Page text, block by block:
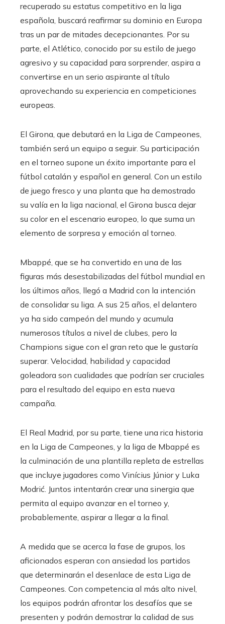
recuperado su estatus competitivo en la liga
española, buscará reafirmar su dominio en Europa
tras un par de mitades decepcionantes. Por su
parte, el Atlético, conocido por su estilo de juego
agresivo y su capacidad para sorprender, aspira a
convertirse en un serio aspirante al título
aprovechando su experiencia en competiciones
europeas.
El Girona, que debutará en la Liga de Campeones,
también será un equipo a seguir. Su participación
en el torneo supone un éxito importante para el
fútbol catalán y español en general. Con un estilo
de juego fresco y una planta que ha demostrado
su valía en la liga nacional, el Girona busca dejar
su color en el escenario europeo, lo que suma un
elemento de sorpresa y emoción al torneo.
Mbappé, que se ha convertido en una de las
figuras más desestabilizadas del fútbol mundial en
los últimos años, llegó a Madrid con la intención
de consolidar su liga. A sus 25 años, el delantero
ya ha sido campeón del mundo y acumula
numerosos títulos a nivel de clubes, pero la
Champions sigue con el gran reto que le gustaría
superar. Velocidad, habilidad y capacidad
goleadora son cualidades que podrían ser cruciales
para el resultado del equipo en esta nueva
campaña.
El Real Madrid, por su parte, tiene una rica historia
en la Liga de Campeones, y la liga de Mbappé es
la culminación de una plantilla repleta de estrellas
que incluye jugadores como Vinícius Júnior y Luka
Modrić. Juntos intentarán crear una sinergia que
permita al equipo avanzar en el torneo y,
probablemente, aspirar a llegar a la final.
A medida que se acerca la fase de grupos, los
aficionados esperan con ansiedad los partidos
que determinarán el desenlace de esta Liga de
Campeones. Con competencia al más alto nivel,
los equipos podrán afrontar los desafíos que se
presenten y podrán demostrar la calidad de sus